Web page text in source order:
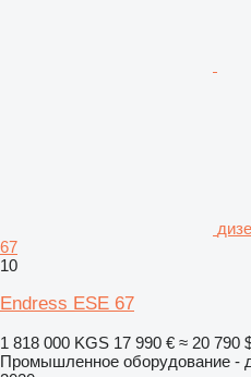
67
10
Endress ESE 67
1 818 000 KGS 17 990 € ≈ 20 790
Промышленное оборудование -